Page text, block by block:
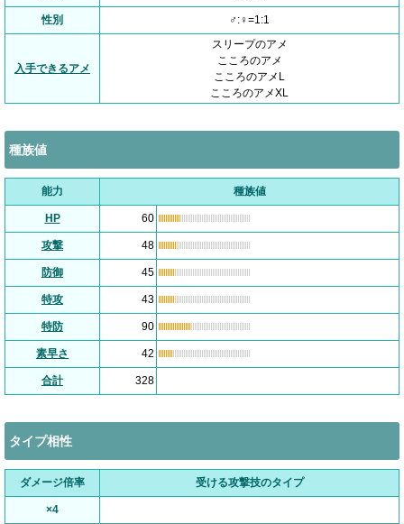
性別 ♂:♀=1:1
入手できるアメ
スリープのアメ
こころのアメ
こころのアメL
こころのアメXL
種族値
能力 種族値
HP 60
攻撃 48
防御 45
特攻 43
特防 90
素早さ 42
合計 328
タイプ相性
ダメージ倍率 受ける攻撃技のタイプ
×4